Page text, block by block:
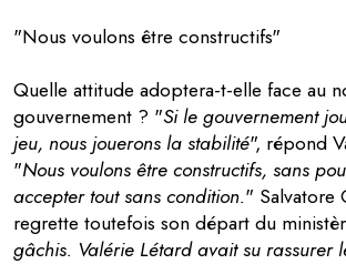
"Nous voulons être constructifs"
Quelle attitude adoptera-t-elle face au
gouvernement ? "Si le gouvernement
jeu, nous jouerons la stabilité", répond
"Nous voulons être constructifs, sans
accepter tout sans condition." Salvatore
regrette toutefois son départ du
gâchis. Valérie Létard avait su rassurer